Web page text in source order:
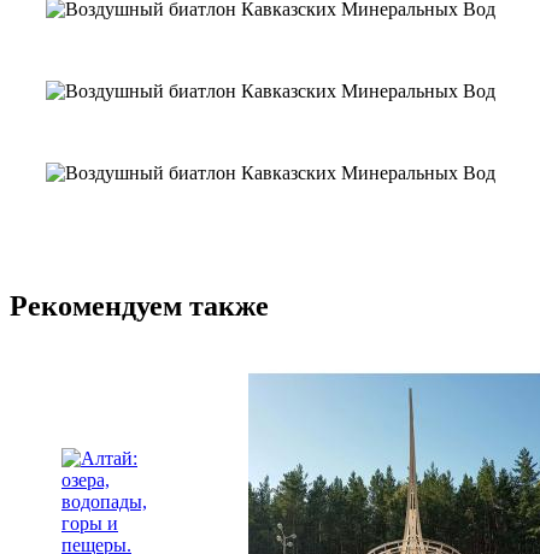
Рекомендуем также